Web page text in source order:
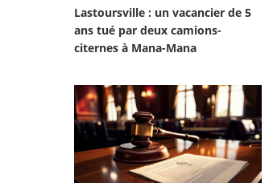
Lastoursville : un vacancier de 5
ans tué par deux camions-
citernes à Mana-Mana